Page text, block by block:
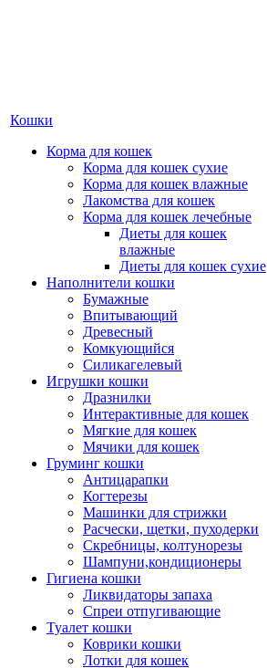
Кошки
Корма для кошек
Корма для кошек сухие
Корма для кошек влажные
Лакомства для кошек
Корма для кошек лечебные
Диеты для кошек
влажные
Диеты для кошек сухие
Наполнители кошки
Бумажные
Впитывающий
Древесный
Комкующийся
Силикагелевый
Игрушки кошки
Дразнилки
Интерактивные для кошек
Мягкие для кошек
Мячики для кошек
Груминг кошки
Антицарапки
Когтерезы
Машинки для стрижки
Расчески, щетки, пуходерки
Скребницы, колтунорезы
Шампуни,кондиционеры
Гигиена кошки
Ликвидаторы запаха
Спреи отпугивающие
Туалет кошки
Коврики кошки
Лотки для кошек